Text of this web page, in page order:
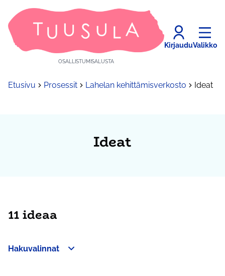
OSALLISTUMISALUSTA
KirjauduValikko
Etusivu Prosessit Lahelan kehittämisverkosto Ideat
Ideat
11 ideaa
Hakuvalinnat